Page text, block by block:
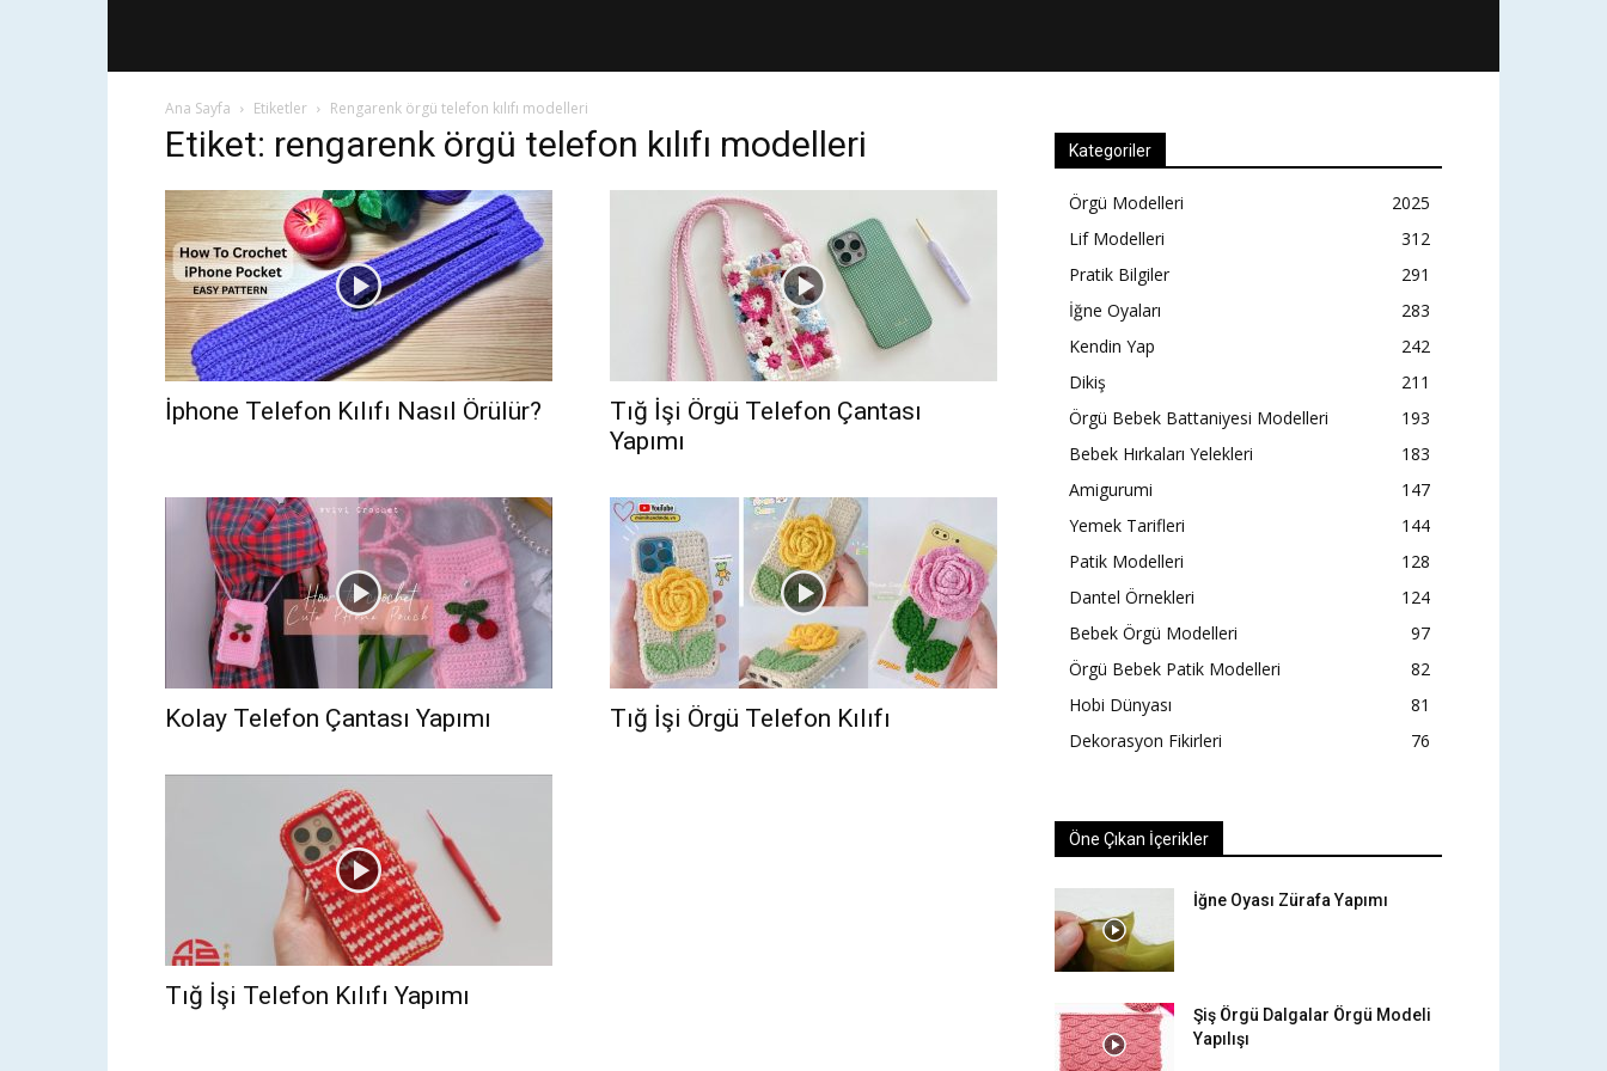
Ana Sayfa Etiketler Rengarenk örgü telefon kılıfı modelleri
Etiket: rengarenk örgü telefon kılıfı modelleri
İphone Telefon Kılıfı Nasıl Örülür?
Tığ İşi Örgü Telefon Çantası
Yapımı
Kolay Telefon Çantası Yapımı Tığ İşi Örgü Telefon Kılıfı
Tığ İşi Telefon Kılıfı Yapımı
Kategoriler
Örgü Modelleri
2025
Lif Modelleri
312
Pratik Bilgiler
291
İğne Oyaları
283
Kendin Yap
242
Dikiş
211
Örgü Bebek Battaniyesi Modelleri
193
Bebek Hırkaları Yelekleri
183
Amigurumi
147
Yemek Tarifleri
144
Patik Modelleri
128
Dantel Örnekleri
124
Bebek Örgü Modelleri
97
Örgü Bebek Patik Modelleri
82
Hobi Dünyası
81
Dekorasyon Fikirleri
76
Öne Çıkan İçerikler
İğne Oyası Zürafa Yapımı
Şiş Örgü Dalgalar Örgü Modeli
Yapılışı